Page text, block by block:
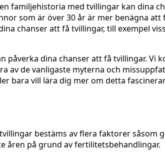
familjehistoria med tvillingar kan dina
som är över 30 år är mer benägna att
chanser att få tvillingar, till exempel
påverka dina chanser att få tvillingar. Vi
av de vanligaste myterna och
bara vill lära dig mer om detta
bestäms av flera faktorer såsom
åren på grund av fertilitetsbehandlingar.